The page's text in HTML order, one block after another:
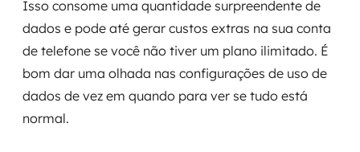
Isso consome uma quantidade surpreendente de
dados e pode até gerar custos extras na sua conta
de telefone se você não tiver um plano ilimitado. É
bom dar uma olhada nas configurações de uso de
dados de vez em quando para ver se tudo está
normal.